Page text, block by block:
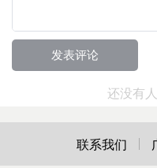
还没有
联系我们